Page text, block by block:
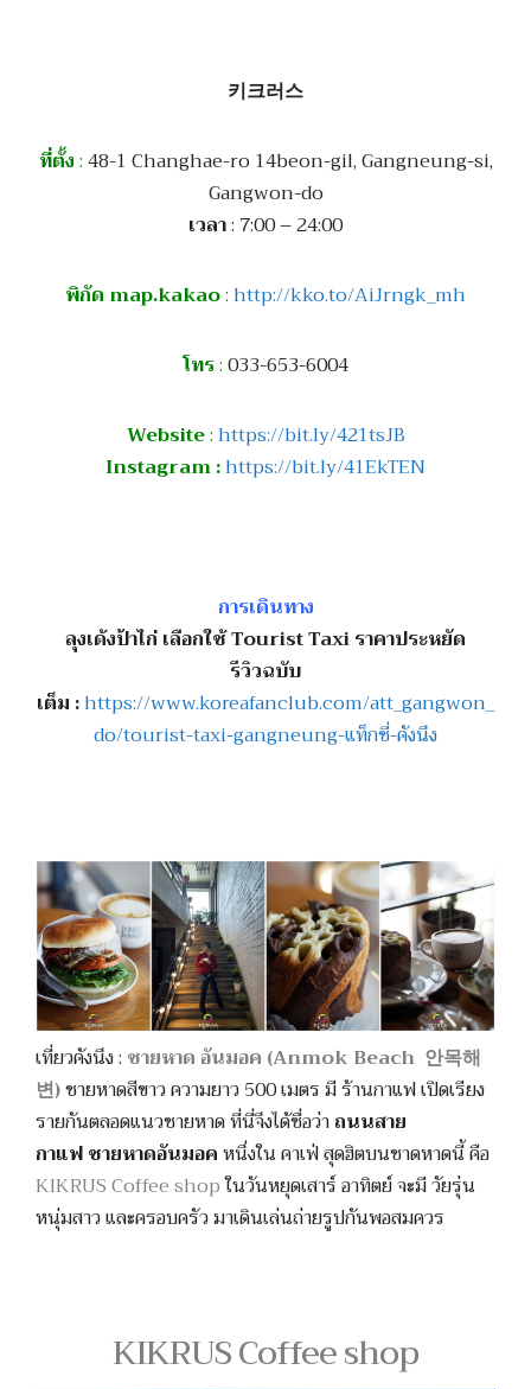
키크러스
ที่ตั้ง:48-1 Changhae-ro 14beon-gil, Gangneung-si,
Gangwon-do
เวลา: 7:00 – 24:00
พิกัด map.kakao:http://kko.to/AiJrngk_mh
โทร:033-653-6004
Website:https://bit.ly/421tsJB
Instagram :https://bit.ly/41EkTEN
การเดินทาง
ลุงเด้งป้าไก่ เลือกใช้ Tourist Taxi ราคาประหยัด
รีวิวฉบับ
เต็ม :https://www.koreafanclub.com/att_gangwon_
do/tourist-taxi-gangneung-แท็กซี่-คังนึง
เที่ยวคังนึง : ชายหาด อันมอค (Anmok Beach 안목해
변)ชายหาดสีขาว ความยาว 500 เมตร มี ร้านกาแฟ เปิดเรียง
รายกันตลอดแนวชายหาด ที่นี่จึงได้ชื่อว่าถนนสาย
กาแฟชายหาดอันมอคหนึ่งใน คาเฟ่ สุดฮิตบนชาดหาดนี้ คือ
KIKRUS Coffee shopในวันหยุดเสาร์ อาทิตย์ จะมี วัยรุ่น
หนุ่มสาว และครอบครัว มาเดินเล่นถ่ายรูปกันพอสมควร
KIKRUS Coffee shop